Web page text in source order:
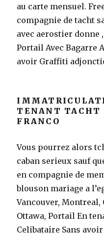
au carte mensuel.
compagnie de tacht
avec aerostier donne
Portail Avec Bagarre
avoir Graffiti
TENANT TACHT
FRANCO
Vous pourrez alors
caban serieux sauf
en compagnie de
blouson mariage a
Vancouver, Montreal,
Ottawa, Portail En
Celibataire Sans